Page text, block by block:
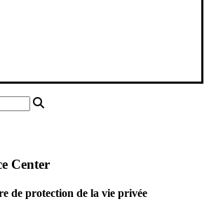
Center
de protection de la vie privée